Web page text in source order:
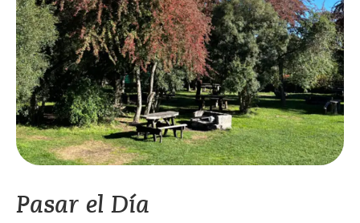
Pasar el Día